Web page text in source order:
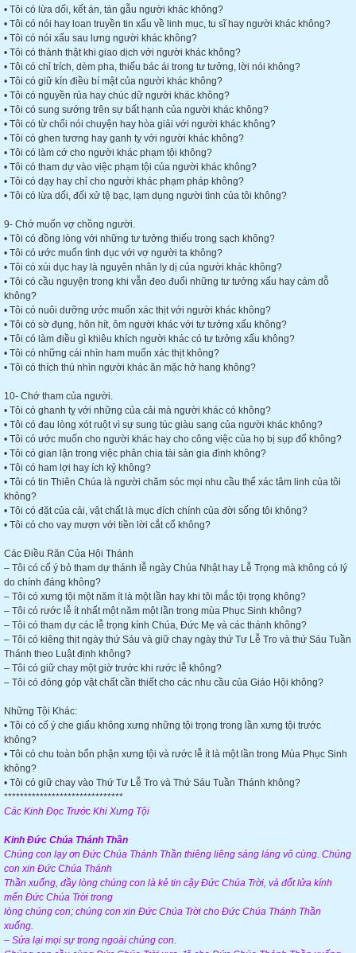
• Tôi có lừa dối, kết án, tán gẫu người khác không?
• Tôi có nói hay loan truyền tin xấu về linh mục, tu sĩ hay người khác không?
• Tôi có nói xấu sau lưng người khác không?
• Tôi có thành thật khi giao dịch với người khác không?
• Tôi có chỉ trích, dèm pha, thiếu bác ái trong tư tưởng, lời nói không?
• Tôi có giữ kín điều bí mật của người khác không?
• Tôi có nguyền rủa hay chúc dữ người khác không?
• Tôi có sung sướng trên sự bất hạnh của người khác không?
• Tôi có từ chối nói chuyện hay hòa giải với người khác không?
• Tôi có ghen tương hay ganh tỵ với người khác không?
• Tôi có làm cớ cho người khác phạm tội không?
• Tôi có tham dự vào việc phạm tội của người khác không?
• Tôi có dạy hay chỉ cho người khác phạm pháp không?
• Tôi có lừa dối, đối xử tệ bạc, lạm dụng người tình của tôi không?
9- Chớ muốn vợ chồng người.
• Tôi có đồng lòng với những tư tưởng thiếu trong sạch không?
• Tôi có ước muốn tình dục với vợ người ta không?
• Tôi có xúi dục hay là nguyên nhân ly dị của người khác không?
• Tôi có cầu nguyện trong khi vẫn đeo đuổi những tư tưởng xấu hay cám dỗ
không?
• Tôi có nuôi dưỡng ước muốn xác thịt với người khác không?
• Tôi có sờ đụng, hôn hít, ôm người khác với tư tưởng xấu không?
• Tôi có làm điều gì khiêu khích người khác có tư tưởng xấu không?
• Tôi có những cái nhìn ham muốn xác thịt không?
• Tôi có thích thú nhìn người khác ăn mặc hở hang không?
10- Chớ tham của người.
• Tôi có ghanh tỵ với những của cải mà người khác có không?
• Tôi có đau lòng xót ruột vì sự sung túc giàu sang của người khác không?
• Tôi có ước muốn cho người khác hay cho công việc của họ bị sụp đổ không?
• Tôi có gian lận trong việc phân chia tài sản gia đình không?
• Tôi có ham lợi hay ích kỷ không?
• Tôi có tin Thiên Chúa là người chăm sóc mọi nhu cầu thể xác tâm linh của tôi
không?
• Tôi có đặt của cải, vật chất là mục đích chính của đời sống tôi không?
• Tôi có cho vay mượn với tiền lời cắt cổ không?
Các Điều Răn Của Hội Thánh
– Tôi có cố ý bỏ tham dự thánh lễ ngày Chúa Nhật hay Lễ Trọng mà không có lý
do chính đáng không?
– Tôi có xưng tội một năm ít là một lần hay khi tôi mắc tội trọng không?
– Tôi có rước lễ ít nhất một năm một lần trong mùa Phục Sinh không?
– Tôi có tham dự các lễ trọng kính Chúa, Đức Mẹ và các thánh không?
– Tôi có kiêng thịt ngày thứ Sáu và giữ chay ngày thứ Tư Lễ Tro và thứ Sáu Tuần
Thánh theo Luật định không?
– Tôi có giữ chay một giờ trước khi rước lễ không?
– Tôi có đóng góp vật chất cần thiết cho các nhu cầu của Giáo Hội không?
Những Tội Khác:
• Tôi có cố ý che giấu không xưng những tội trọng trong lần xưng tội trước
không?
• Tôi có chu toàn bổn phận xưng tội và rước lễ ít là một lần trong Mùa Phục Sinh
không?
• Tôi có giữ chay vào Thứ Tư Lễ Tro và Thứ Sáu Tuần Thánh không?
******************************
Các Kinh Đọc Trước Khi Xưng Tội
Kinh Đức Chúa Thánh Thần
Chúng con lạy ơn Đức Chúa Thánh Thần thiêng liêng sáng láng vô cùng. Chúng
con xin Đức Chúa Thánh
Thần xuống, đầy lòng chúng con là kẻ tin cậy Đức Chúa Trời, và đốt lửa kính
mến Đức Chúa Trời trong
lòng chúng con; chúng con xin Đức Chúa Trời cho Đức Chúa Thánh Thần
xuống.
– Sửa lại mọi sự trong ngoài chúng con.